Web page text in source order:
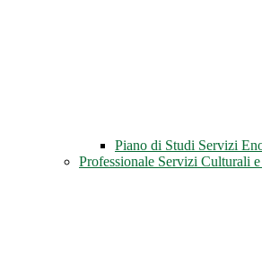
Piano di Studi Servizi
Professionale Servizi Culturali